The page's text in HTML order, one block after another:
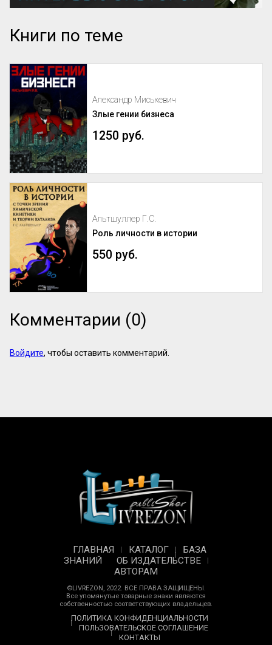
Книги по теме
Александр Миськевич
Злые гении бизнеса
1250 руб.
Альтшуллер Г.С.
Роль личности в истории
550 руб.
Комментарии (0)
Войдите, чтобы оставить комментарий.
ГЛАВНАЯ КАТАЛОГ
БАЗА
ЗНАНИЙ
ОБ ИЗДАТЕЛЬСТВЕ
АВТОРАМ
©LIVREZON, 2022. ВСЕ ПРАВА ЗАЩИЩЕНЫ.
Все упомянутые товарные знаки являются
собственностью соответствующих владельцев.
ПОЛИТИКА КОНФИДЕНЦИАЛЬНОСТИ
ПОЛЬЗОВАТЕЛЬСКОЕ СОГЛАШЕНИЕ
КОНТАКТЫ